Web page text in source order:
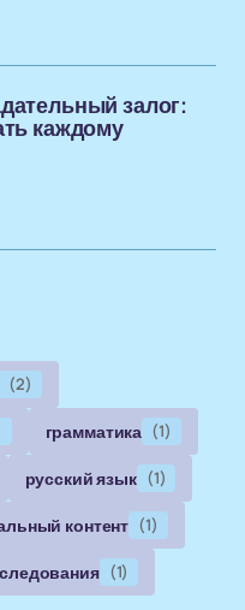
залог:
каждому
(2)
грамматика (1)
русский язык (1)
контент (1)
(1)